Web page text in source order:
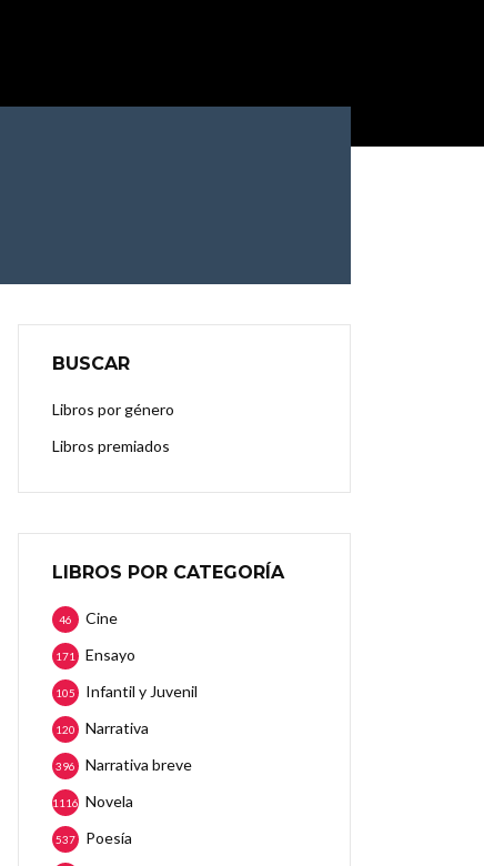
BUSCAR
Libros por género
Libros premiados
LIBROS POR CATEGORÍA
Cine
46
Ensayo
171
Infantil y Juvenil
105
Narrativa
120
Narrativa breve
396
Novela
1116
Poesía
537